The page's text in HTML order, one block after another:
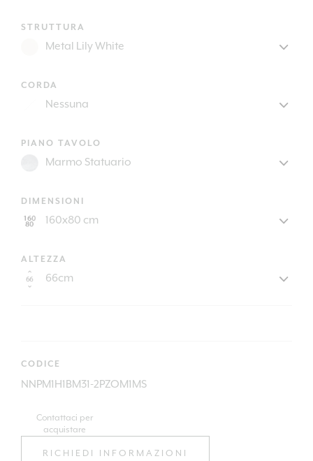
STRUTTURA
CORDA
PIANO TAVOLO
DIMENSIONI
ALTEZZA
CODICE
NNPM1H1BM31-2PZOM1MS
Contattaci per
acquistare
RICHIEDI INFORMAZIONI